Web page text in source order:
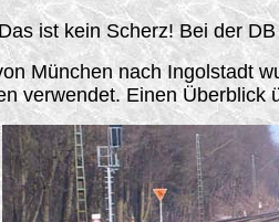
ist kein Scherz! Bei der
München nach Ingolstadt
verwendet. Einen Überblick